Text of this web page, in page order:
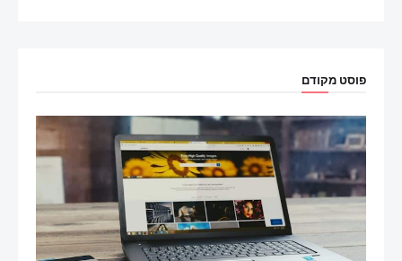
פוסט מקודם